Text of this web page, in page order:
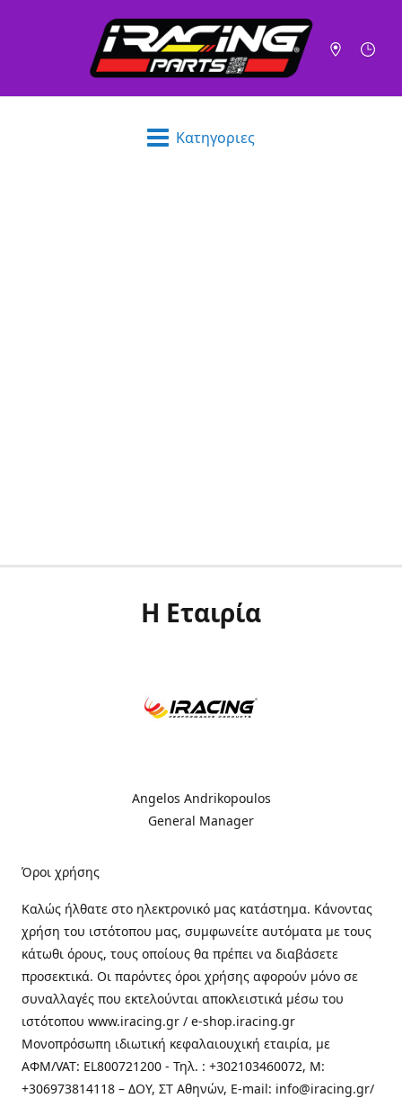
Κατηγοριες
Η Εταιρία
Angelos Andrikopoulos
General Manager
Όροι χρήσης
Καλώς ήλθατε στo ηλεκτρονικό μας κατάστημα. Κάνοντας
χρήση του ιστότοπου μας, συμφωνείτε αυτόματα με τους
κάτωθι όρους, τους οποίους θα πρέπει να διαβάσετε
προσεκτικά. Οι παρόντες όροι χρήσης αφορούν μόνο σε
συναλλαγές που εκτελούνται αποκλειστικά μέσω του
ιστότοπου www.iracing.gr / e-shop.iracing.gr
Μονοπρόσωπη ιδιωτική κεφαλαιουχική εταιρία, με
ΑΦΜ/VAT: EL800721200 - Τηλ. : +302103460072, M:
+306973814118 – ΔΟΥ, ΣΤ Αθηνών, E-mail: info@iracing.gr/